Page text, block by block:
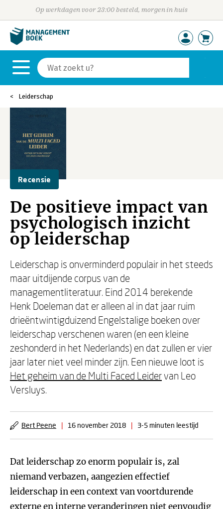
Op werkdagen voor 23:00 besteld, morgen in huis
Leiderschap
Recensie
De positieve impact van
psychologisch inzicht
op leiderschap
Leiderschap is onverminderd populair in het steeds
maar uitdijende corpus van de
managementliteratuur. Eind 2014 berekende
Henk Doeleman dat er alleen al in dat jaar ruim
drieëntwintigduizend Engelstalige boeken over
leiderschap verschenen waren (en een kleine
zeshonderd in het Nederlands) en dat zullen er vier
jaar later niet veel minder zijn. Een nieuwe loot is
Het geheim van de Multi Faced Leidervan Leo
Versluys.
Bert Peene | 16 november 2018 | 3-5 minuten leestijd
Dat leiderschap zo enorm populair is, zal
niemand verbazen, aangezien effectief
leiderschap in een context van voortdurende
externe en interne veranderingen niet eenvoudig